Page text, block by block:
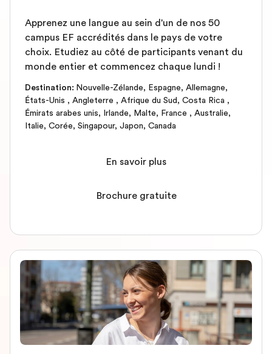
Apprenez une langue au sein d'un de nos 50
campus EF accrédités dans le pays de votre
choix. Etudiez au côté de participants venant du
monde entier et commencez chaque lundi !
Destination: Nouvelle-Zélande, Espagne, Allemagne,
États-Unis , Angleterre , Afrique du Sud, Costa Rica ,
Émirats arabes unis, Irlande, Malte, France , Australie,
Italie, Corée, Singapour, Japon, Canada
En savoir plus
Brochure gratuite